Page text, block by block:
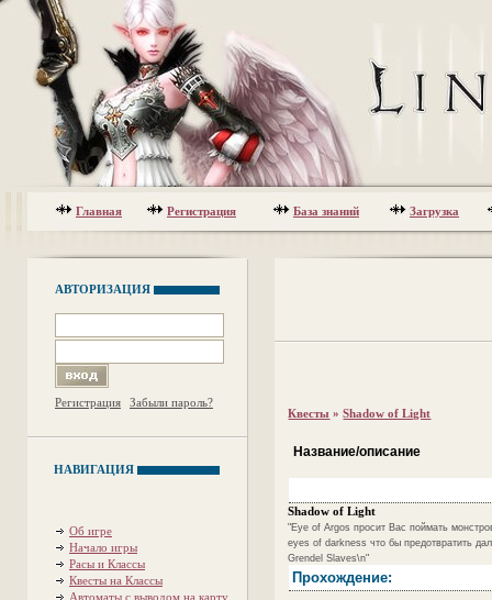
Главная Регистрация База знаний Загрузка
АВТОРИЗАЦИЯ
Регистрация Забыли пароль?
НАВИГАЦИЯ
Об игре
Начало игры
Расы и Классы
Квесты на Классы
Автоматы с выводом на карту
Квесты »Shadow of Light
Название/описание
Shadow of Light
"Eye of Argos просит Вас поймать
eyes of darkness что бы предотвратить
Grendel Slaves\n"
Прохождение: